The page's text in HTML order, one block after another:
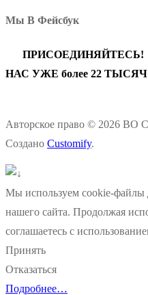
Мы В Фейсбук
ПРИСОЕДИНЯЙТЕСЬ!
НАС УЖЕ более 22 ТЫСЯЧ
Авторское право © 2026
Создано Customify.
Мы используем cookie-файлы
нашего сайта. Продолжая
соглашаетесь с
Принять
Отказаться
Подробнее…